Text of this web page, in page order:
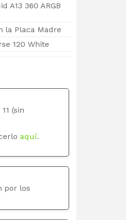
A13 360 ARGB
la Placa Madre
120 White
(sin
aquí.
por los